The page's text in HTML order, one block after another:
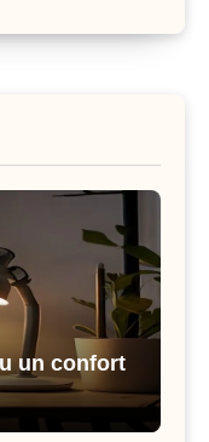
un confort